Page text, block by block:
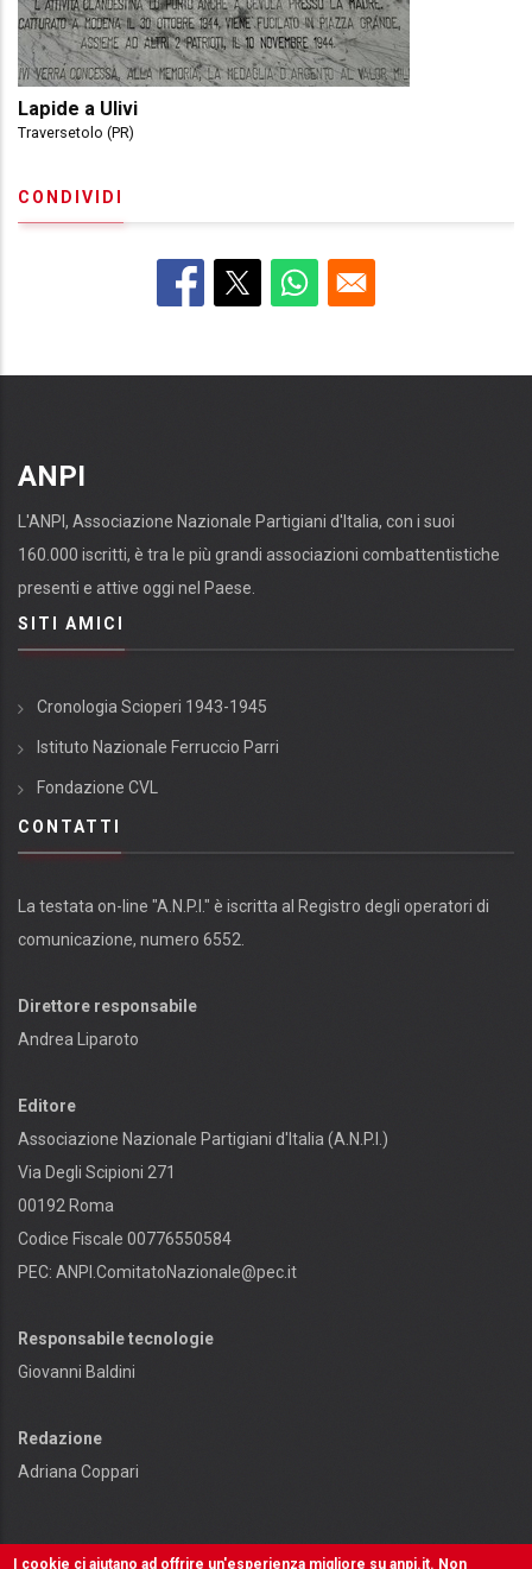
Lapide a Ulivi
Traversetolo (PR)
CONDIVIDI
ANPI
L'ANPI, Associazione Nazionale Partigiani d'Italia, con i suoi
160.000 iscritti, è tra le più grandi associazioni combattentistiche
presenti e attive oggi nel Paese.
SITI AMICI
Cronologia Scioperi 1943-1945
Istituto Nazionale Ferruccio Parri
Fondazione CVL
CONTATTI
La testata on-line "A.N.P.I." è iscritta al Registro degli operatori di
comunicazione, numero 6552.
Direttore responsabile
Andrea Liparoto
Editore
Associazione Nazionale Partigiani d'Italia (A.N.P.I.)
Via Degli Scipioni 271
00192 Roma
Codice Fiscale 00776550584
PEC: ANPI.ComitatoNazionale@pec.it
Responsabile tecnologie
Giovanni Baldini
Redazione
Adriana Coppari
I cookie ci aiutano ad offrire un'esperienza migliore su anpi.it. Non